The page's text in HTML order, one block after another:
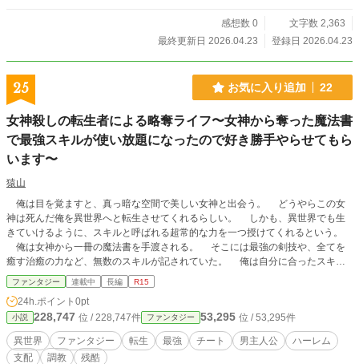
感想数 0
文字数 2,363
最終更新日 2026.04.23
登録日 2026.04.23
25 お気に入り追加 22
女神殺しの転生者による略奪ライフ〜女神から奪った魔法書
で最強スキルが使い放題になったので好き勝手やらせてもら
います〜
猿山
俺は目を覚ますと、真っ暗な空間で美しい女神と出会う。 どうやらこの女
神は死んだ俺を異世界へと転生させてくれるらしい。 しかも、異世界でも生
きていけるように、スキルと呼ばれる超常的な力を一つ授けてくれるという。
俺は女神から一冊の魔法書を手渡される。 そこには最強の剣技や、全てを
癒す治癒の力など、無数のスキルが記されていた。 俺は自分に合ったスキル
を手に入れるため、一年以上も魔法書を読み続け、その結果とんでもないスキル
を見つけてしまう。それは『神を殺す力』 この力があれば、女神を倒し魔法
書を我が物にできる。 欲しいものを妥協するなど俺には似合わない。 そう
思った俺は女神を殺し、魔法書を奪う事に成功する。 そして魔法書を手にし
た俺は自力で異世界転生を果たし、金、女、地位、欲しいもの全てを奪い、略奪
の限りを尽くすのだ。 ※残酷描写多めです。
ファンタジー 連載中 長編 R15
24h.ポイント 0pt
小説 228,747 位 / 228,747件 ファンタジー 53,295 位 / 53,295件
異世界 ファンタジー 転生 最強 チート 男主人公
ハーレム
支配
調教 残酷